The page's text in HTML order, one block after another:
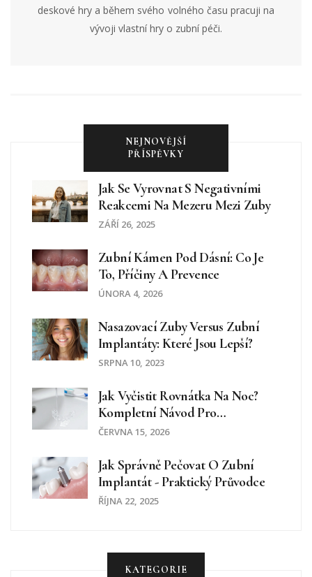
deskové hry a během svého volného času pracuji na
vývoji vlastní hry o zubní péči.
NEJNOVĚJŠÍ
PŘÍSPĚVKY
Jak Se Vyrovnat S Negativními
Reakcemi Na Mezeru Mezi Zuby
ZÁŘÍ 26, 2025
Zubní Kámen Pod Dásní: Co Je
To, Příčiny A Prevence
ÚNORA 4, 2026
Nasazovací Zuby Versus Zubní
Implantáty: Které Jsou Lepší?
SRPNA 10, 2023
Jak Vyčistit Rovnátka Na Noc?
Kompletní Návod Pro
Neviditelné Náplasti
ČERVNA 15, 2026
Jak Správně Pečovat O Zubní
Implantát - Praktický Průvodce
ŘÍJNA 22, 2025
KATEGORIE